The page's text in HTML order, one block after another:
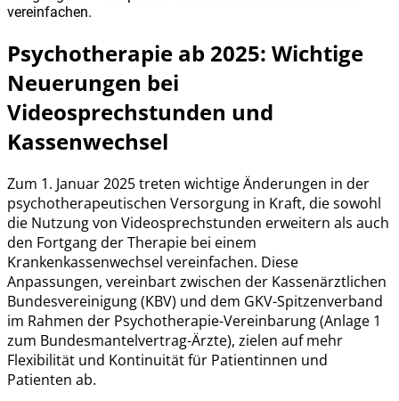
vereinfachen.
Psychotherapie ab 2025: Wichtige
Neuerungen bei
Videosprechstunden und
Kassenwechsel
Zum 1. Januar 2025 treten wichtige Änderungen in der
psychotherapeutischen Versorgung in Kraft, die sowohl
die Nutzung von Videosprechstunden erweitern als auch
den Fortgang der Therapie bei einem
Krankenkassenwechsel vereinfachen. Diese
Anpassungen, vereinbart zwischen der Kassenärztlichen
Bundesvereinigung (KBV) und dem GKV-Spitzenverband
im Rahmen der Psychotherapie-Vereinbarung (Anlage 1
zum Bundesmantelvertrag-Ärzte), zielen auf mehr
Flexibilität und Kontinuität für Patientinnen und
Patienten ab.